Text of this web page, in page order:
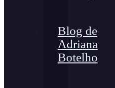
Blog de
Adriana
Botelho